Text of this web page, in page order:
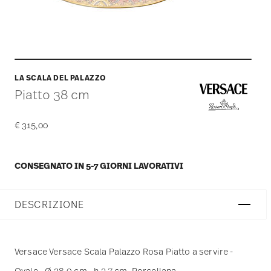
LA SCALA DEL PALAZZO
Piatto 38 cm
€ 315,00
CONSEGNATO IN 5-7 GIORNI LAVORATIVI
DESCRIZIONE
Versace Versace Scala Palazzo Rosa Piatto a servire -